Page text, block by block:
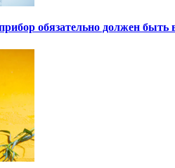
обязательно должен быть